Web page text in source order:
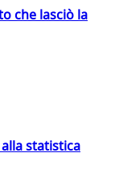
che lasciò la
statistica